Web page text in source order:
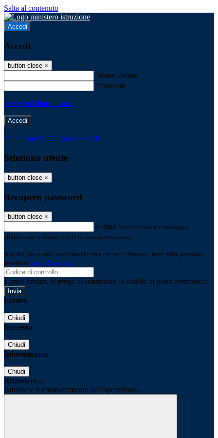
Salta al contenuto
Accedi
Accedi
button close ×
Nome Utente
Password
Password dimenticata?
-
Entra con SPID Entra con CIE
Seleziona utente
button close ×
Recupero password
button close ×
E-mail Verrà inviato un messaggio
all'indirizzo indicato con le istruzioni necessarie.
Non hai una e-mail associata al nome utente? Effettua il reset della password
tramite la Login Spaggiari
E-mail inviata, si prega di controllare la casella di posta elettronica!
Errore
Chiudi
Successo
Chiudi
Informazione
Chiudi
Attendere...
Attendere il completamento dell'operazione...